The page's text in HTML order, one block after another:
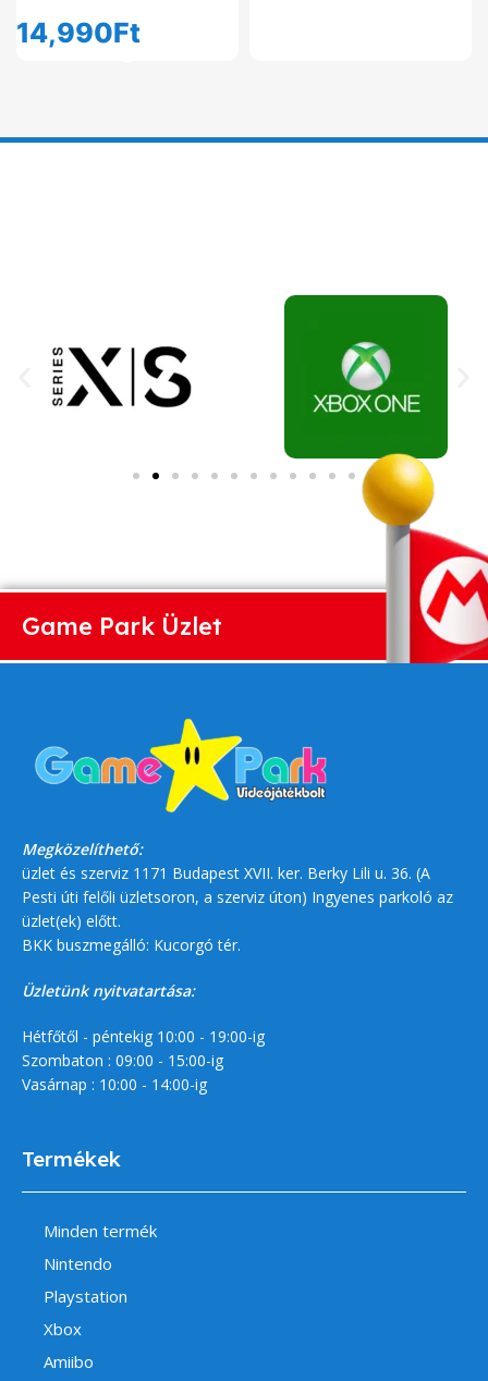
14,990Ft
Game Park Üzlet
Megközelíthető:
üzlet és szerviz 1171 Budapest XVII. ker. Berky Lili u. 36. (A
Pesti úti felőli üzletsoron, a szerviz úton) Ingyenes parkoló az
üzlet(ek) előtt.
BKK buszmegálló: Kucorgó tér.
Üzletünk nyitvatartása:
Hétfőtől - péntekig 10:00 - 19:00-ig
Szombaton : 09:00 - 15:00-ig
Vasárnap : 10:00 - 14:00-ig
Termékek
Minden termék
Nintendo
Playstation
Xbox
Amiibo